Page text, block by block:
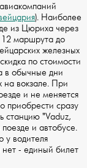
). Наиболее
из Цюриха через
12 маршрута до
железных
по стоимости
в обычные дни
на вокзале. При
и не меняется
приобрести сразу
станцию "Vaduz,
и автобусе.
у водителя
- единый билет